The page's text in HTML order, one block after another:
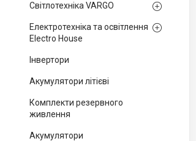
Світлотехніка VARGO
Електротехніка та освітлення
Electro House
Інвертори
Акумулятори літієві
Комплекти резервного
живлення
Акумулятори